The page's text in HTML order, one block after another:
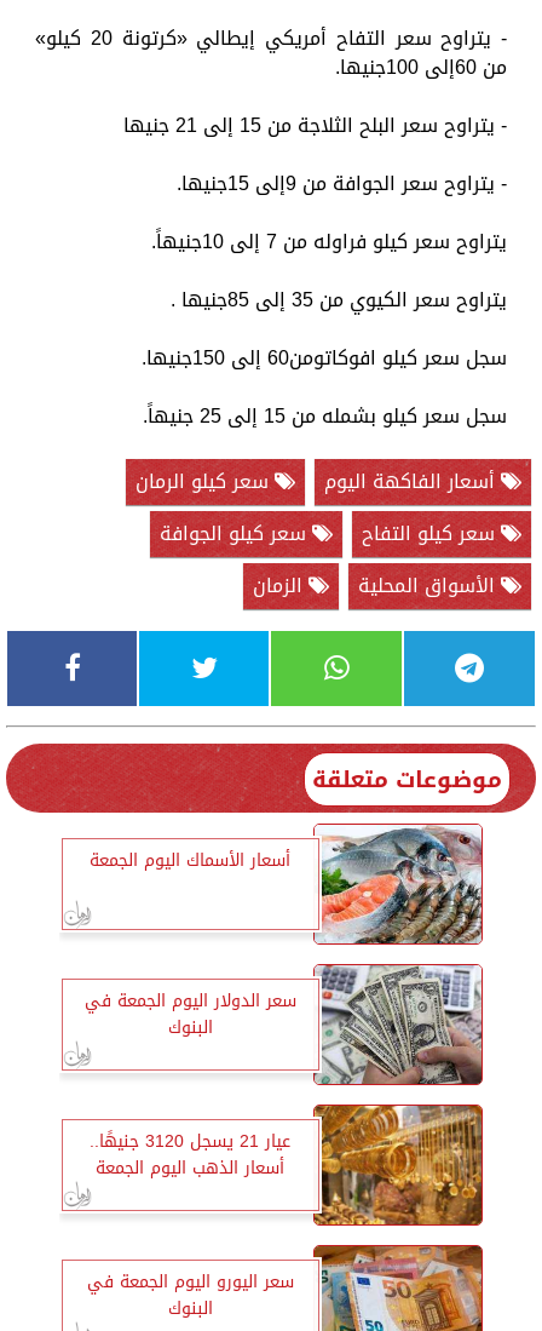
- يتراوح سعر التفاح أمريكي إيطالي «كرتونة 20 كيلو»
من 60إلى 100جنيها.
- يتراوح سعر البلح الثلاجة من 15 إلى 21 جنيها
- يتراوح سعر الجوافة من 9إلى 15جنيها.
يتراوح سعر كيلو فراوله من 7 إلى 10جنيهاً.
يتراوح سعر الكيوي من 35 إلى 85جنيها .
سجل سعر كيلو افوكاتومن60 إلى 150جنيها.
سجل سعر كيلو بشمله من 15 إلى 25 جنيهاً.
أسعار الفاكهة اليوم
سعر كيلو الرمان
سعر كيلو التفاح
سعر كيلو الجوافة
الأسواق المحلية
الزمان
موضوعات متعلقة
أسعار الأسماك اليوم الجمعة
سعر الدولار اليوم الجمعة في
البنوك
عيار 21 يسجل 3120 جنيهًا..
أسعار الذهب اليوم الجمعة
سعر اليورو اليوم الجمعة في
البنوك